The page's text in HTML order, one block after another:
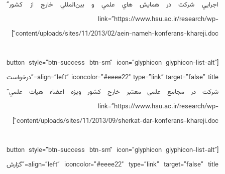
اجرايي شركت در همايش ‌هاي علمي و بين‌المللي خارج از كشور”
link=”https://www.hsu.ac.ir/research/wp-
content/uploads/sites/11/2013/02/aein-nameh-konferans-khareji.doc”]
[button style=”btn-success btn-sm” icon=”glyphicon glyphicon-list-alt”
align=”left” iconcolor=”#eeee22″ type=”link” target=”false” title=”درخواست
شرکت در مجامع علمی معتبر خارج کشور ویژه اعضاء هيات علمي”
link=”https://www.hsu.ac.ir/research/wp-
content/uploads/sites/11/2013/09/sherkat-dar-konferans-khareji.doc”]
[button style=”btn-success btn-sm” icon=”glyphicon glyphicon-list-alt”
align=”left” iconcolor=”#eeee22″ type=”link” target=”false” title=”گزارش